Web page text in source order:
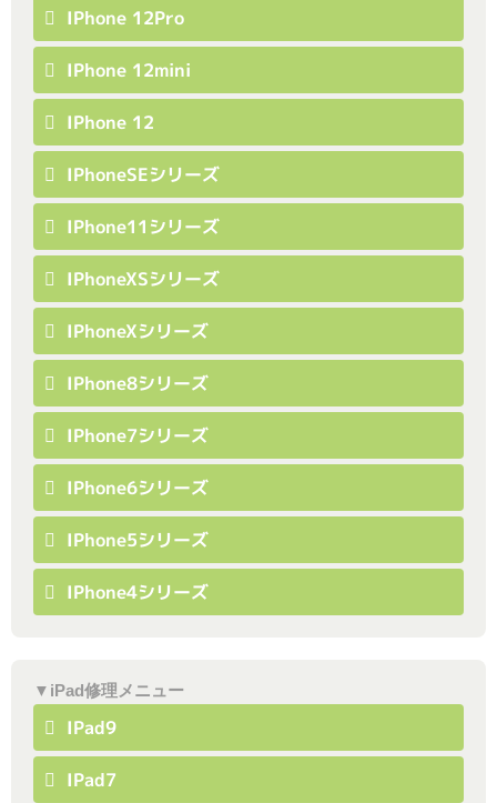
IPhone 12Pro
IPhone 12mini
IPhone 12
IPhoneSEシリーズ
IPhone11シリーズ
IPhoneXSシリーズ
IPhoneXシリーズ
IPhone8シリーズ
IPhone7シリーズ
IPhone6シリーズ
IPhone5シリーズ
IPhone4シリーズ
▼iPad修理メニュー
IPad9
IPad7